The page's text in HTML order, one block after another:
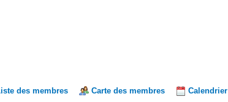
des membres Carte des membres Calendrier